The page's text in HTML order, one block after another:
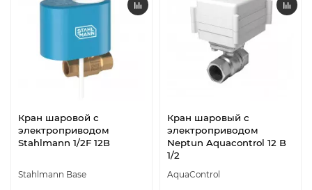
Кран шаровой с
электроприводом
Stahlmann 1/2F 12В
Stahlmann Base
Кран шаровый с
электроприводом
Neptun Aquacontrol 12 В
1/2
AquaControl